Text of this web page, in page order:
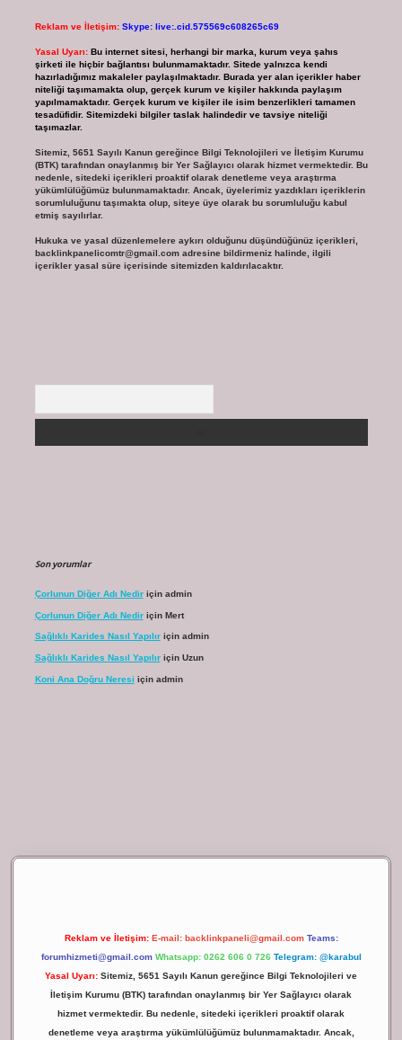
Reklam ve İletişim: Skype: live:.cid.575569c608265c69
Yasal Uyarı: Bu internet sitesi, herhangi bir marka, kurum veya şahıs
şirketi ile hiçbir bağlantısı bulunmamaktadır. Sitede yalnızca kendi
hazırladığımız makaleler paylaşılmaktadır. Burada yer alan içerikler haber
niteliği taşımamakta olup, gerçek kurum ve kişiler hakkında paylaşım
yapılmamaktadır. Gerçek kurum ve kişiler ile isim benzerlikleri tamamen
tesadüfidir. Sitemizdeki bilgiler taslak halindedir ve tavsiye niteliği
taşımazlar.
Sitemiz, 5651 Sayılı Kanun gereğince Bilgi Teknolojileri ve İletişim Kurumu
(BTK) tarafından onaylanmış bir Yer Sağlayıcı olarak hizmet vermektedir. Bu
nedenle, sitedeki içerikleri proaktif olarak denetleme veya araştırma
yükümlülüğümüz bulunmamaktadır. Ancak, üyelerimiz yazdıkları içeriklerin
sorumluluğunu taşımakta olup, siteye üye olarak bu sorumluluğu kabul
etmiş sayılırlar.
Hukuka ve yasal düzenlemelere aykırı olduğunu düşündüğünüz içerikleri,
backlinkpanelicomtr@gmail.comadresine bildirmeniz halinde, ilgili
içerikler yasal süre içerisinde sitemizden kaldırılacaktır.
Son yorumlar
Çorlunun Diğer Adı Nediriçin admin
Çorlunun Diğer Adı Nediriçin Mert
Sağlıklı Karides Nasıl Yapılıriçin admin
Sağlıklı Karides Nasıl Yapılıriçin Uzun
Koni Ana Doğru Neresi için admin
Reklam ve İletişim: E-mail: backlinkpaneli@gmail.com Teams:
forumhizmeti@gmail.com Whatsapp: 0262 606 0 726 Telegram: @karabul
Yasal Uyarı: Sitemiz, 5651 Sayılı Kanun gereğince Bilgi Teknolojileri ve
İletişim Kurumu (BTK) tarafından onaylanmış bir Yer Sağlayıcı olarak
hizmet vermektedir. Bu nedenle, sitedeki içerikleri proaktif olarak
denetleme veya araştırma yükümlülüğümüz bulunmamaktadır. Ancak,